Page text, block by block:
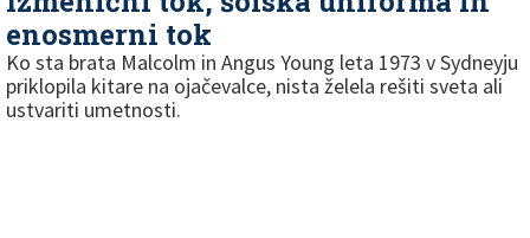
enosmerni tok
Ko sta brata Malcolm in Angus Young leta 1973 v Sydneyju
priklopila kitare na ojačevalce, nista želela rešiti sveta ali
ustvariti umetnosti.